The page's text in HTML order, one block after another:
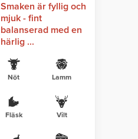
Smaken är fyllig och
mjuk - fint
balanserad med en
härlig ...
Nöt Lamm
Fläsk Vilt